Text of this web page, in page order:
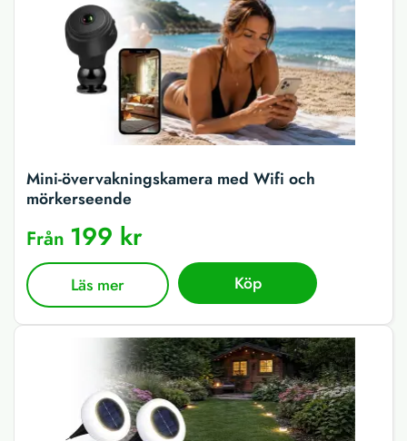
Mini-övervakningskamera med Wifi och
mörkerseende
Från 199 kr
Läs mer Köp